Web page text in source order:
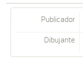
Publicador
Dibujante